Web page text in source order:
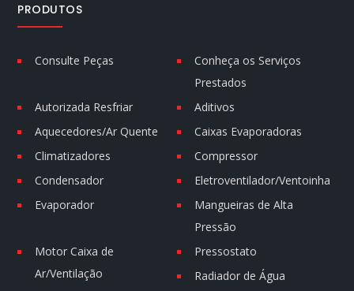
PRODUTOS
Consulte Peças
Conheça os Serviços
Prestados
Autorizada Resfriar
Aditivos
Aquecedores/Ar Quente
Caixas Evaporadoras
Climatizadores
Compressor
Condensador
Eletroventilador/Ventoinha
Evaporador
Mangueiras de Alta
Pressão
Motor Caixa de
Ar/Ventilação
Pressostato
Radiador de Água